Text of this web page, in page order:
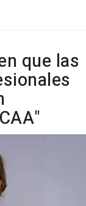
que las